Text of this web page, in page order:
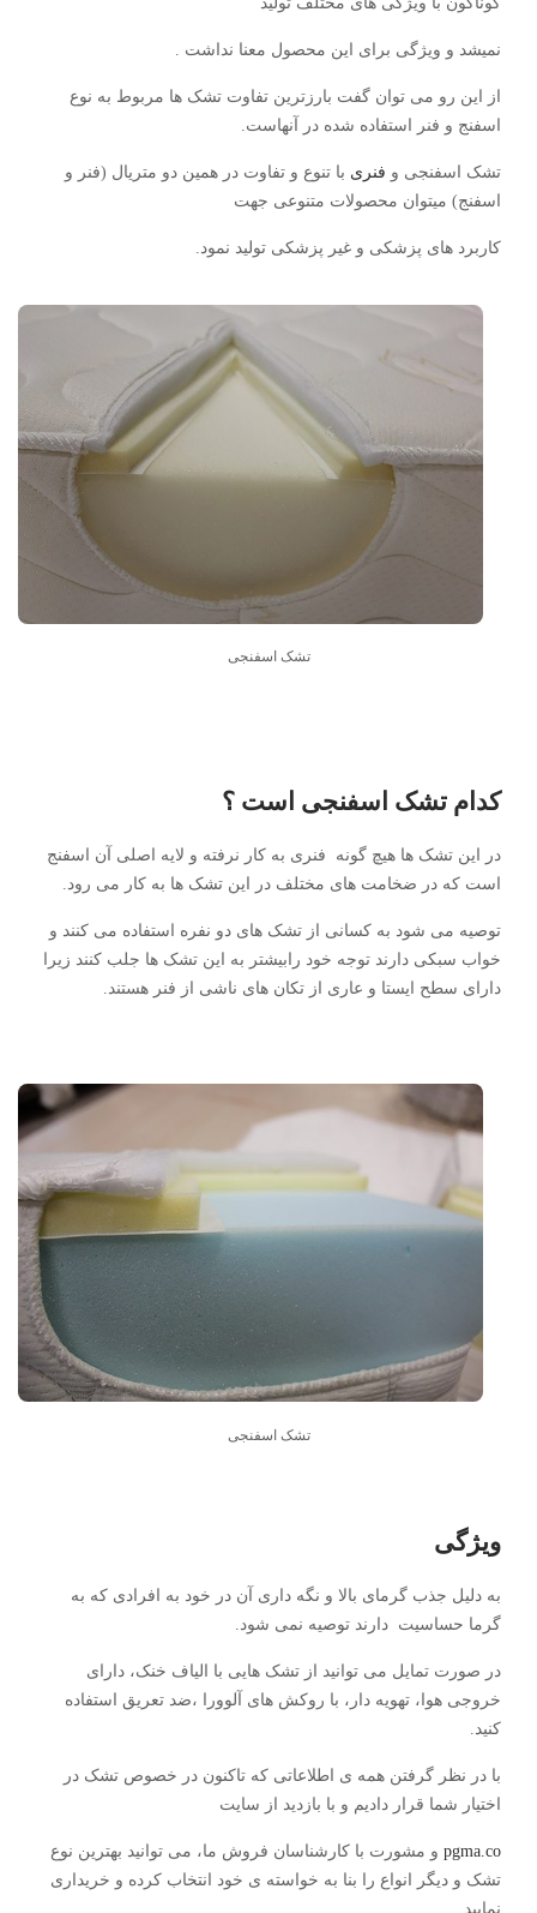
نمیشد و ویژگی برای این محصول معنا نداشت .
از این رو می توان گفت بارزترین تفاوت تشک ها مربوط به نوع
اسفنج و فنر استفاده شده در آنهاست.
تشک اسفنجی و فنری با تنوع و تفاوت در همین دو متریال (فنر و
اسفنج) میتوان محصولات متنوعی جهت
کاربرد های پزشکی و غیر پزشکی تولید نمود.
تشک اسفنجی
کدام تشک اسفنجی است ؟
در این تشک ها هیچ گونه فنری به کار نرفته و لایه اصلی آن اسفنج
است که در ضخامت های مختلف در این تشک ها به کار می رود.
توصیه می شود به کسانی از تشک های دو نفره استفاده می کنند و
خواب سبکی دارند توجه خود رابیشتر به این تشک ها جلب کنند زیرا
دارای سطح ایستا و عاری از تکان های ناشی از فنر هستند.
تشک اسفنجی
ویژگی
به دلیل جذب گرمای بالا و نگه داری آن در خود به افرادی که به
گرما حساسیت دارند توصیه نمی شود.
در صورت تمایل می توانید از تشک هایی با الیاف خنک، دارای
خروجی هوا، تهویه دار، با روکش های آلوورا ،ضد تعریق استفاده
کنید.
با در نظر گرفتن همه ی اطلاعاتی که تاکنون در خصوص تشک در
اختیار شما قرار دادیم و با بازدید از سایت
pgma.co و مشورت با کارشناسان فروش ما، می توانید بهترین نوع
تشک و دیگر انواع را بنا به خواسته ی خود انتخاب کرده و خریداری
نمایید .